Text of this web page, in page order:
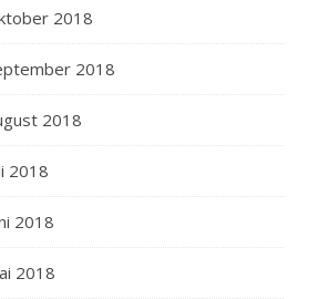
2018
2018
2018
2018
2018
2018